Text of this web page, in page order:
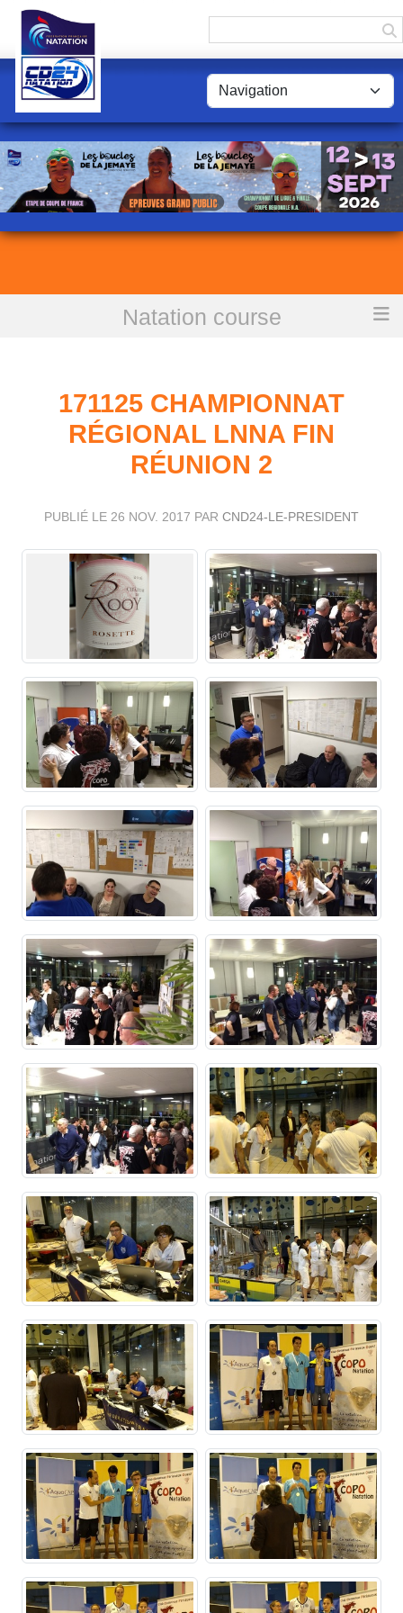
Natation course
171125 Championnat régional LNNA Fin réunion 2
171125 CHAMPIONNAT
RÉGIONAL LNNA FIN
RÉUNION 2
PUBLIÉ LE 26 NOV. 2017 PAR CND24-LE-PRESIDENT
Panneau de gestion des cookies